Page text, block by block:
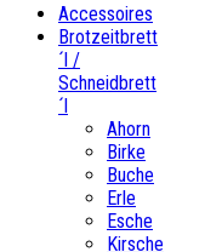
Accessoires
Brotzeitbrett
´l /
Schneidbrett
´l
Ahorn
Birke
Buche
Erle
Esche
Kirsche